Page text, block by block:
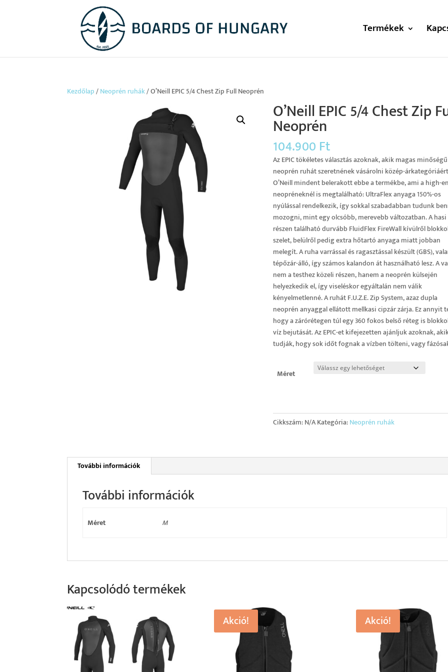
Termékek
Kezdőlap/Neoprén ruhák/ O’Neill EPIC 5/4 Chest Zip Full Neoprén
O’Neill EPIC 5/4 Chest Zip
Neoprén
104.900 Ft
Az EPIC tökéletes választás azoknak, akik magas minőségű
neoprén ruhát szeretnének vásárolni közép-
O’Neill mindent belerakott ebbe a termékbe, ami a high-
neopréneknél is megtalálható: UltraFlex anyaga 150%-os
nyúlással rendelkezik, így sokkal szabadabban tudunk
mozogni, mint egy olcsóbb, merevebb változatban. A hasi
részen található durvább FluidFlex FireWall kívülről
szelet, belülről pedig extra hőtartó anyaga miatt jobban
melegít. A ruha varrással és ragasztással készült (GBS),
tépőzár-álló, így számos kalandon át használható lesz. A
nem a testhez közeli részen, hanem a neoprén külsején
helyezkedik el, így viseléskor egyáltalán nem válik
kényelmetlenné. A ruhát F.U.Z.E. Zip System, azaz dupla
neoprén anyaggal ellátott mellkasi cipzár zárja. Ez annyit
hogy a zárórétegen túl egy 360 fokos belső réteg is
víz bejutását. Az EPIC-et kifejezetten ajánljuk azoknak,
tudják, hogy sok időt fognak a vízben tölteni, vagy
Méret
Cikkszám:N/AKategória:Neoprén ruhák
További információk
További információk
Méret M
Kapcsolódó termékek
Akció! Akció!